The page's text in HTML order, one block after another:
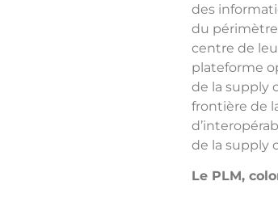
des
du périmètre
centre de
plateforme
de la supply
frontière de
de la supply
Le PLM,